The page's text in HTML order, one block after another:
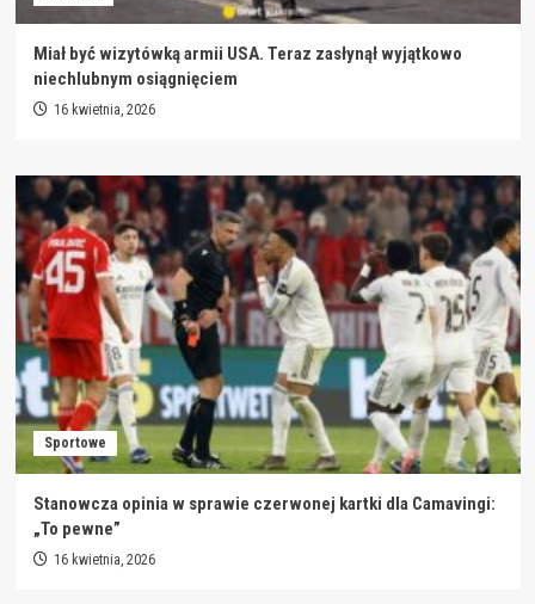
Miał być wizytówką armii USA. Teraz zasłynął wyjątkowo
niechlubnym osiągnięciem
16 kwietnia, 2026
Sportowe
Stanowcza opinia w sprawie czerwonej kartki dla Camavingi:
„To pewne”
16 kwietnia, 2026